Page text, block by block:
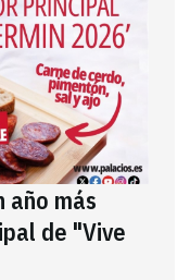
año más
de "Vive